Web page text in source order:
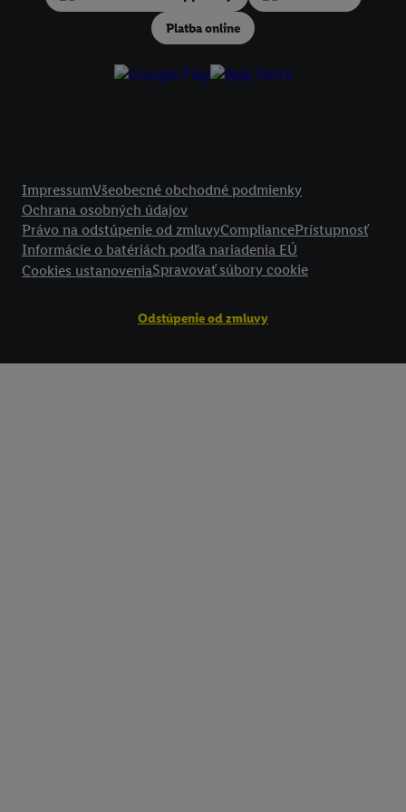
Platba online
ImpressumVšeobecné obchodné podmienky
Ochrana osobných údajov
Právo na odstúpenie od zmluvyCompliancePrístupnosť
Informácie o batériách podľa nariadenia EÚ
Cookies ustanoveniaSpravovať súbory cookie
Odstúpenie od zmluvy
podmienkach spracúvania osobných údajov.
Odmietnuť" môžete povoliť iba používanie
technológií. Kliknutím na " Súhlasím" vyjadríte súhlas so spracúvaním
vyššie uvedené účely. Ďalšie informácie vrátane informácií o dobe